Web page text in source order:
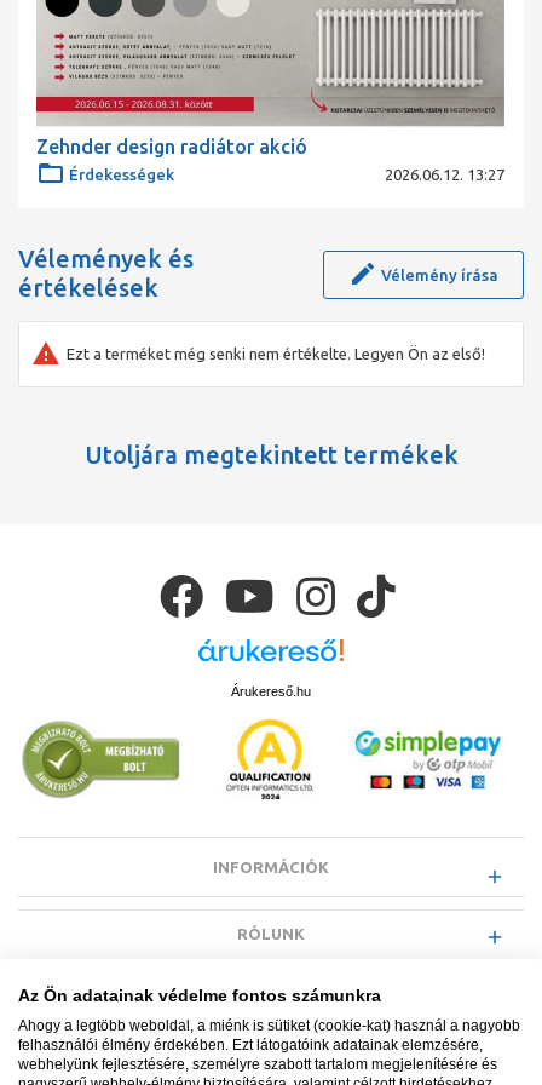
Zehnder design radiátor akció
Érdekességek 2026.06.12. 13:27
Vélemények és
értékelések
Vélemény írása
Ezt a terméket még senki nem értékelte. Legyen Ön az első!
Utoljára megtekintett termékek
Árukereső.hu
INFORMÁCIÓK
RÓLUNK
EGYÉB INFORMÁCIÓK
VÁSÁRLÓI INFORMÁCIÓK
Az Ön adatainak védelme fontos számunkra
Ahogy a legtöbb weboldal, a miénk is sütiket (cookie-kat) használ a nagyobb
felhasználói élmény érdekében. Ezt látogatóink adatainak elemzésére,
webhelyünk fejlesztésére, személyre szabott tartalom megjelenítésére és